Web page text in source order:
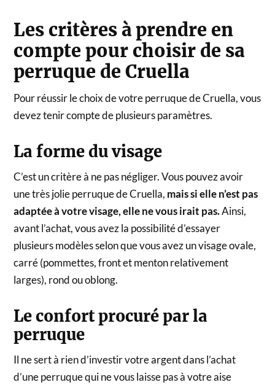
Les critères à prendre en
compte pour choisir de sa
perruque de Cruella
Pour réussir le choix de votre perruque de Cruella, vous
devez tenir compte de plusieurs paramètres.
La forme du visage
C’est un critère à ne pas négliger. Vous pouvez avoir
une très jolie perruque de Cruella, mais si elle n’est pas
adaptée à votre visage, elle ne vous irait pas.Ainsi,
avant l’achat, vous avez la possibilité d’essayer
plusieurs modèles selon que vous avez un visage ovale,
carré (pommettes, front et menton relativement
larges), rond ou oblong.
Le confort procuré par la
perruque
Il ne sert à rien d’investir votre argent dans l’achat
d’une perruque qui ne vous laisse pas à votre aise